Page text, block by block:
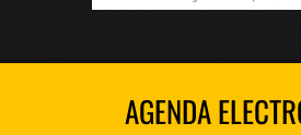
AGENDA